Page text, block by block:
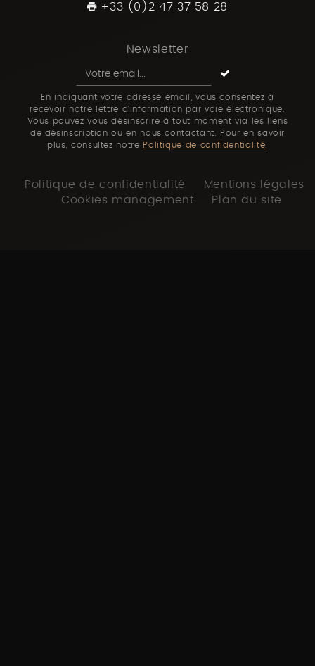
+33 (0)2 47 37 58 28
Newsletter
En indiquant votre adresse email, vous consentez à
recevoir notre lettre d'information par voie électronique.
Vous pouvez vous désinscrire à tout moment via les liens
de désinscription ou en nous contactant. Pour en savoir
plus, consultez notre Politique de confidentialité
Politique de confidentialité
Mentions légales
Cookies management
Plan du site